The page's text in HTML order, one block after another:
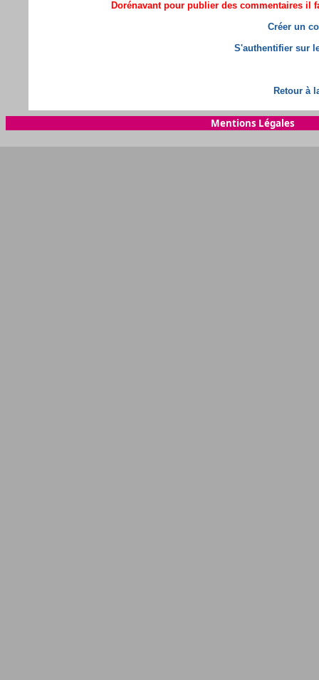
Dorénavant pour publier des commentaires il
Créer un
S'authentifier sur
Retour à
Mentions Légales